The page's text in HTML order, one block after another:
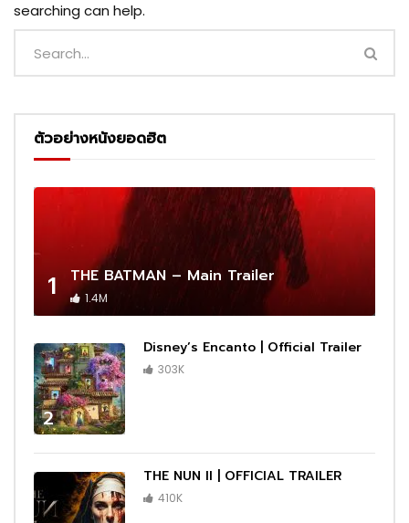
searching can help.
ตัวอย่างหนังยอดฮิต
1 THE BATMAN – Main Trailer
1.4M
2
Disney’s Encanto | Official Trailer
303K
THE NUN II | OFFICIAL TRAILER
410K